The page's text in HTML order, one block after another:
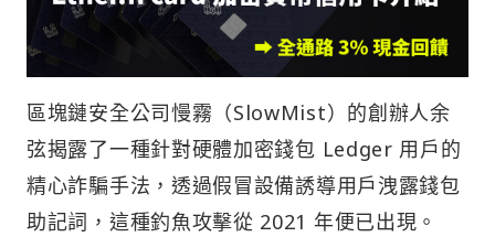
區塊鏈安全公司慢霧（SlowMist）的創辦人余
弦揭露了一種針對硬體加密錢包 Ledger 用戶的
精心詐騙手法，透過假冒設備誘導用戶洩露錢包
助記詞，這種釣魚攻擊從 2021 年便已出現。